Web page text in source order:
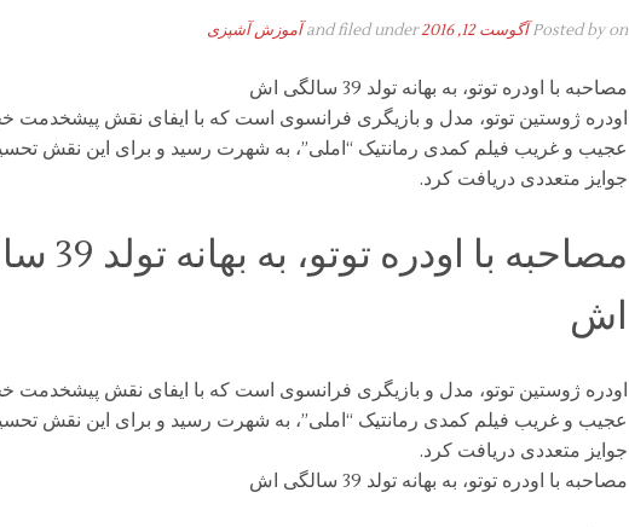
Posted byon آگوست 12, 2016 and filed under آموزش آشپزی
مصاحبه با اودره توتو، به بهانه تولد 39 سالگی اش
اودره ژوستین توتو، مدل و بازیگری فرانسوی است که با ایفای نقش پیشخدمت
عجیب و غریب فیلم کمدی رمانتیک “املی”، به شهرت رسید و برای این نقش
جوایز متعددی دریافت کرد.
مصاحبه با
اش
اودره ژوستین توتو، مدل و بازیگری فرانسوی است که با ایفای نقش پیشخدمت
عجیب و غریب فیلم کمدی رمانتیک “املی”، به شهرت رسید و برای این نقش
جوایز متعددی دریافت کرد.
مصاحبه با اودره توتو، به بهانه تولد 39 سالگی اش